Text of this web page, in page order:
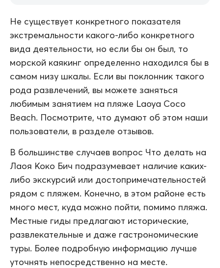
Не существует конкретного показателя
экстремальности какого-либо конкретного
вида деятельности, но если бы он был, то
морской каякинг определенно находился бы в
самом низу шкалы. Если вы поклонник такого
рода развлечений, вы можете заняться
любимым занятием на пляже Laoya Coco
Beach. Посмотрите, что думают об этом наши
пользователи, в разделе отзывов.
В большинстве случаев вопрос Что делать на
Лаоя Коко Бич подразумевает наличие каких-
либо экскурсий или достопримечательностей
рядом с пляжем. Конечно, в этом районе есть
много мест, куда можно пойти, помимо пляжа.
Местные гиды предлагают исторические,
развлекательные и даже гастрономические
туры. Более подробную информацию лучше
уточнять непосредственно на месте.